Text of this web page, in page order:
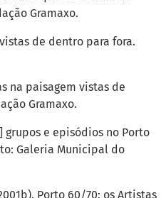
Gramaxo.
de dentro para fora.
na paisagem vistas de
Gramaxo.
grupos e episódios no Porto
Galeria Municipal do
Porto 60/70: os Artistas